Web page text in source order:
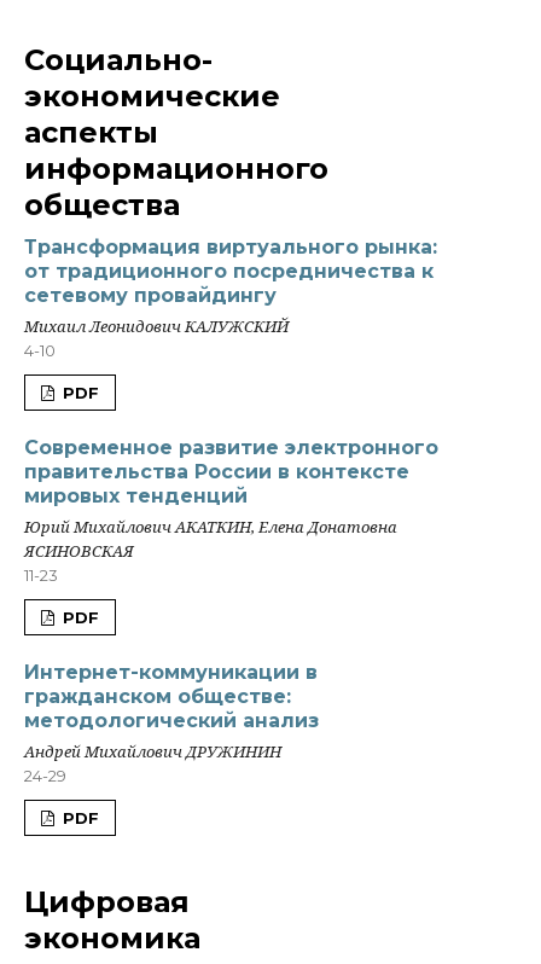
Социально-
экономические
аспекты
информационного
общества
Трансформация виртуального рынка:
от традиционного посредничества к
сетевому провайдингу
Михаил Леонидович КАЛУЖСКИЙ
4-10
PDF
Современное развитие электронного
правительства России в контексте
мировых тенденций
Юрий Михайлович АКАТКИН, Елена Донатовна
ЯСИНОВСКАЯ
11-23
PDF
Интернет-коммуникации в
гражданском обществе:
методологический анализ
Андрей Михайлович ДРУЖИНИН
24-29
PDF
Цифровая
экономика